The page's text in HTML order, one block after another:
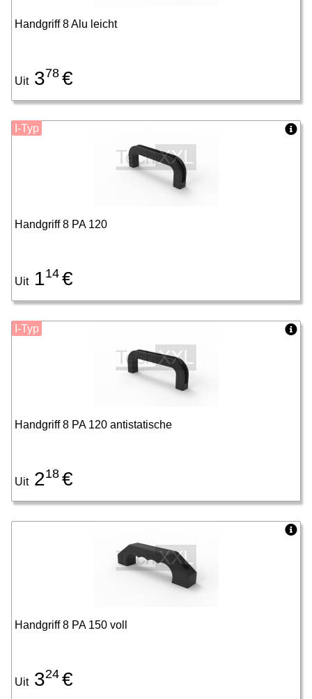
Handgriff 8 Alu leicht
Uit378 €
Handgriff 8 PA 120
Uit114 €
I-Typ
Handgriff 8 PA 120 antistatische
Uit218 €
I-Typ
Handgriff 8 PA 150 voll
Uit324 €